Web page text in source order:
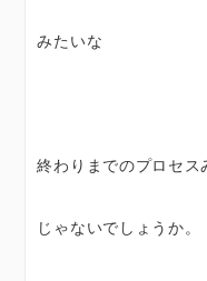
みたいな
終わりまでのプロセス
じゃないでしょうか。